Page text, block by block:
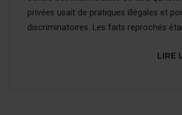
privées usait de pratiques illégales et
discriminatoires. Les faits reprochés
LIRE